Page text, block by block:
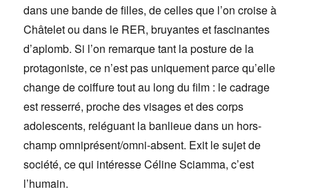
dans une bande de filles, de celles que l’on croise à
Châtelet ou dans le RER, bruyantes et fascinantes
d’aplomb. Si l’on remarque tant la posture de la
protagoniste, ce n’est pas uniquement parce qu’elle
change de coiffure tout au long du film : le cadrage
est resserré, proche des visages et des corps
adolescents, reléguant la banlieue dans un hors-
champ omniprésent/omni-absent. Exit le sujet de
société, ce qui intéresse Céline Sciamma, c’est
l’humain.